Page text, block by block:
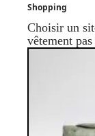
Shopping
Choisir un
vêtement